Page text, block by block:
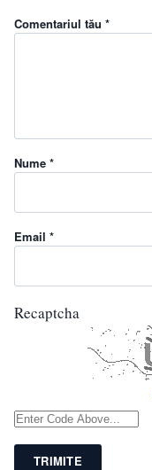
Comentariul tău *
Nume *
Email *
Recaptcha
TRIMITE